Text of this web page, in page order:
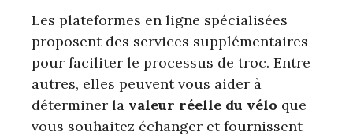
Les plateformes en ligne spécialisées
proposent des services supplémentaires
pour faciliter le processus de troc. Entre
autres, elles peuvent vous aider à
déterminer la valeur réelle du vélo que
vous souhaitez échanger et fournissent